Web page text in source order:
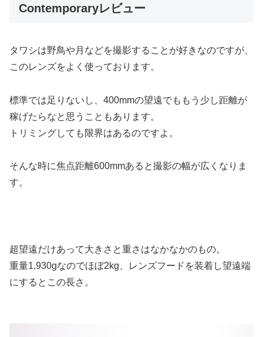
Contemporaryレビュー
タワシは野鳥や月などを撮影することが好きなのですが、
このレンズをよく使っております。
標準では足りないし、400mmの望遠でももう少し距離が
稼げたらなと思うこともあります。
トリミングしても限界はあるのですよ。
そんな時に焦点距離600mmあると撮影の幅が広くなりま
す。
超望遠だけあって大きさと重さはなかなかのもの。
重量1,930gなのでほぼ2kg、レンズフードを装着し望遠端
にするとこの長さ。